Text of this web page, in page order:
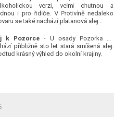
verzi, velmi chutnou a
i pro řidiče. V Protivíně nedaleko
se také nachází platanová alej...
k Pozorce - U osady Pozorka se
přibližně sto let stará smíšená alej.
krásný výhled do okolní krajiny.